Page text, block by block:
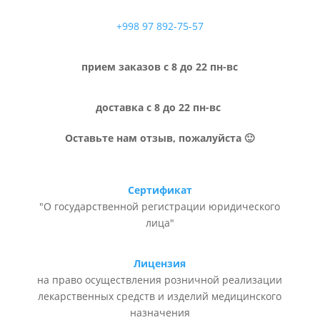
+998 97 892-75-57
прием заказов с 8 до 22 пн-вс
доставка с 8 до 22 пн-вс
Оставьте нам отзыв, пожалуйста 🙂
Сертификат
"О государственной регистрации юридического
лица"
Лицензия
на право осуществления розничной реализации
лекарственных средств и изделий медицинского
назначения